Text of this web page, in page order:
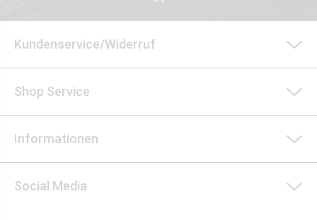
Kundenservice/Widerruf
Shop Service
Informationen
Social Media